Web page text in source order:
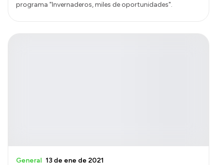
programa "Invernaderos, miles de oportunidades".
General 13 de ene de 2021